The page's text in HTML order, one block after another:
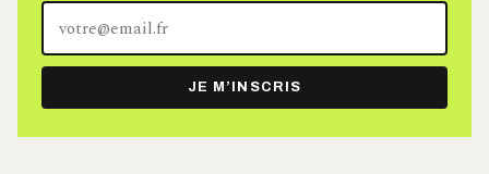
Votre
adresse
e-
mail
JE M’INSCRIS